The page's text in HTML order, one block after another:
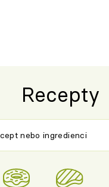
Recepty